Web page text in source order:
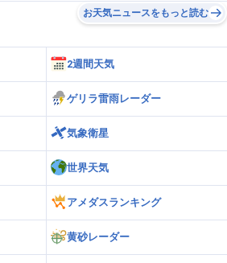
お天気ニュースをもっと読む
2週間天気
ゲリラ雷雨レーダー
気象衛星
世界天気
アメダスランキング
黄砂レーダー